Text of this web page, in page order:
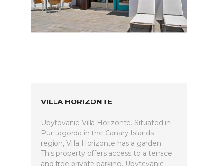
VILLA HORIZONTE
Ubytovanie Villa Horizonte. Situated in
Puntagorda in the Canary Islands
region, Villa Horizonte has a garden.
This property offers access to a terrace
and free private parking. Ubytovanie